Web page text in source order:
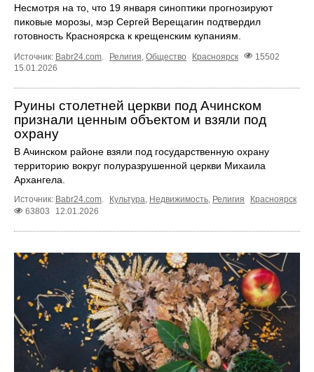
Несмотря на то, что 19 января синоптики прогнозируют
пиковые морозы, мэр Сергей Верещагин подтвердил
готовность Красноярска к крещенским купаниям.
Источник: Babr24.com Религия Общество Красноярск
15502
15.01.2026
Руины столетней церкви под Ачинском
признали ценным объектом и взяли под
охрану
В Ачинском районе взяли под государственную охрану
территорию вокруг полуразрушенной церкви Михаила
Архангела.
Источник: Babr24.com Культура Недвижимость Религия
Красноярск
63803
12.01.2026